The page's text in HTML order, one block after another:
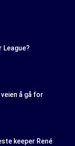
League?
å gå for
keeper René